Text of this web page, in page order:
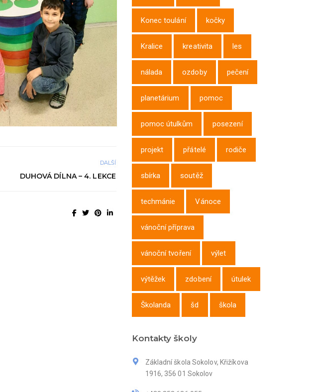
DALŠÍ
DUHOVÁ DÍLNA – 4. LEKCE
Konec toulání kočky
Kralice kreativita les
nálada ozdoby pečení
planetárium pomoc
pomoc útulkům posezení
projekt přátelé rodiče
sbírka soutěž
techmánie Vánoce
vánoční příprava
vánoční tvoření výlet
výtěžek zdobení útulek
Školanda šd škola
Kontakty školy
Základní škola Sokolov, Křižíkova
1916, 356 01 Sokolov